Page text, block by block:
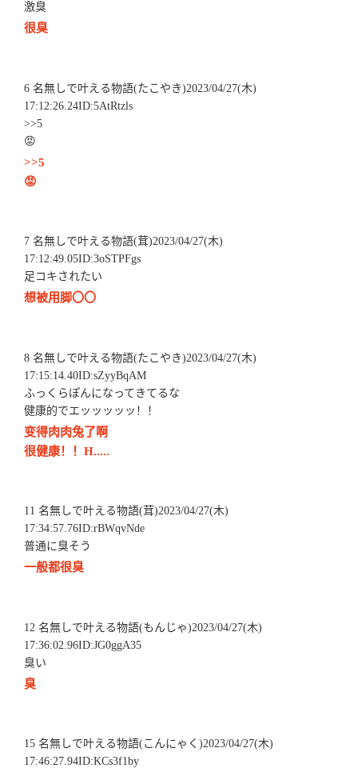
激臭
很臭
6 名無しで叶える物語(たこやき)2023/04/27(木)
17:12:26.24ID:5AtRtzls
>>5
😡
>>5
😡
7 名無しで叶える物語(茸)2023/04/27(木)
17:12:49.05ID:3oSTPFgs
足コキされたい
想被用脚〇〇
8 名無しで叶える物語(たこやき)2023/04/27(木)
17:15:14.40ID:sZyyBqAM
ふっくらぽんになってきてるな
健康的でエッッッッッ！！
变得肉肉兔了啊
很健康！！H.....
11 名無しで叶える物語(茸)2023/04/27(木)
17:34:57.76ID:rBWqvNde
普通に臭そう
一般都很臭
12 名無しで叶える物語(もんじゃ)2023/04/27(木)
17:36:02.96ID:JG0ggA35
臭い
臭
15 名無しで叶える物語(こんにゃく)2023/04/27(木)
17:46:27.94ID:KCs3f1by